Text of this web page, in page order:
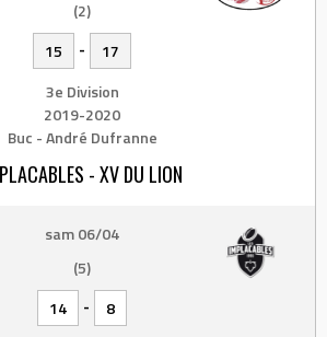
(2)
15
-
17
3e Division
2019-2020
Buc - André Dufranne
- XV DU LION
sam 06/04
(5)
14
- 8